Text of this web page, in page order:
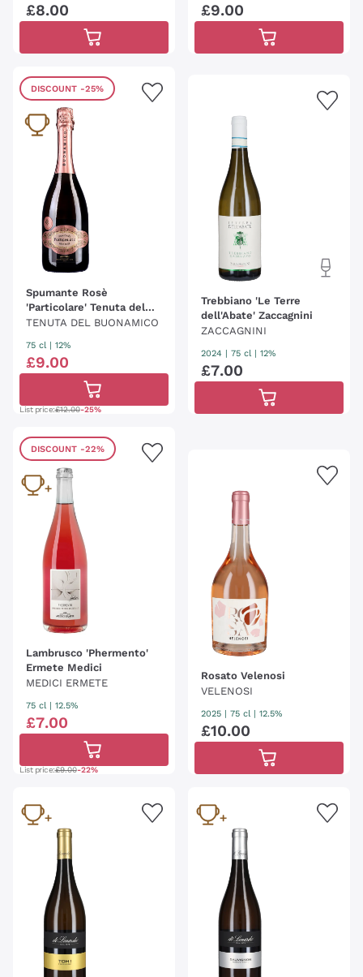
£8.00 £9.00
DISCOUNT -25%
Spumante Rosè
'Particolare' Tenuta del
Buonamico
TENUTA DEL BUONAMICO
75 cl | 12%
£9.00
List price:£12.00-25%
Trebbiano 'Le Terre
dell'Abate' Zaccagnini
ZACCAGNINI
2024 75 cl | 12%
£7.00
DISCOUNT -22%
Lambrusco 'Phermento'
Ermete Medici
MEDICI ERMETE
75 cl | 12.5%
£7.00
List price:£9.00-22%
Rosato Velenosi
VELENOSI
2025 75 cl | 12.5%
£10.00